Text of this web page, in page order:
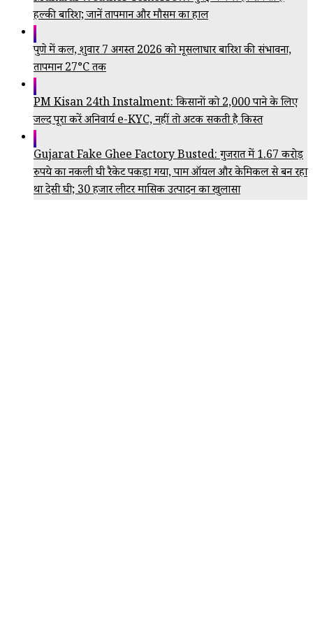
हल्की बारिश; जानें तापमान और मौसम का हाल
पुणे में कल, शुक्रवार 7 अगस्त 2026 को मूसलाधार बारिश की संभावना,
तापमान 27°C तक
PM Kisan 24th Instalment: किसानों को ₹2,000 पाने के लिए
जल्द पूरा करें अनिवार्य e-KYC, नहीं तो अटक सकती है किस्त
Gujarat Fake Ghee Factory Busted: गुजरात में 1.67 करोड़
रुपये का नकली घी रैकेट पकड़ा गया, पाम ऑयल और केमिकल से बन रहा
था देसी घी; 30 हजार लीटर मासिक उत्पादन का खुलासा